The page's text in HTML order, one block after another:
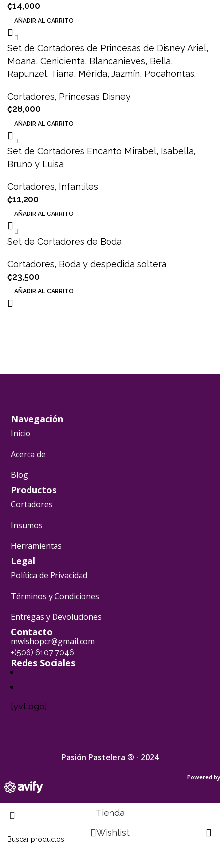
₡14,000
AÑADIR AL CARRITO
Set de Cortadores de Princesas de Disney Ariel,
Moana, Cenicienta, Blancanieves, Bella,
Rapunzel, Tiana, Mérida, Jazmín, Pocahontas.
Cortadores, Princesas Disney
₡28,000
AÑADIR AL CARRITO
Set de Cortadores Encanto Mirabel, Isabella,
Bruno y Luisa
Cortadores, Infantiles
₡11,200
AÑADIR AL CARRITO
Set de Cortadores de Boda
Cortadores, Boda y despedida soltera
₡23,500
AÑADIR AL CARRITO
Navegación
Inicio
Acerca de
Blog
Productos
Cortadores
Insumos
Herramientas
Legal
Política de Privacidad
Términos y Condiciones
Entregas y Devoluciones
Contacto
mwlshopcr@gmail.com
+(506) 6107 7046
Redes Sociales
[yvLogo]
Pasión Pastelera ® - 2024
Powered by
Tienda
Wishlist